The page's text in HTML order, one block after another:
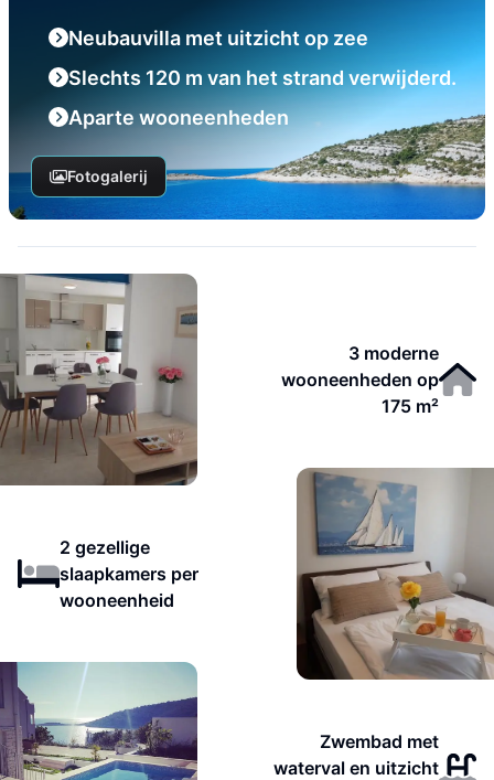
Neubauvilla met uitzicht op zee
Slechts 120 m van het strand verwijderd.
Aparte wooneenheden
Fotogalerij
3 moderne
wooneenheden op
175 m²
2 gezellige
slaapkamers per
wooneenheid
Zwembad met
waterval en uitzicht